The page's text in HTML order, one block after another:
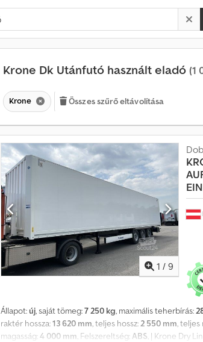
Krone Dk Utánfutó használt eladó (1
Krone Összes szűrő eltávolítása
1 / 9
Állapot:új, saját tömeg:7 250 kg, maximális teherbírás:
raktér hossza:13 620 mm , teljes hossz: 2 550 mm ,
magasság:4 000 mm , Felszereltség: ABS , | Krone Dry